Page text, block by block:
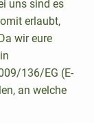
4,99 €
uns sind es
erlaubt,
wir eure
136/EG (E-
an welche